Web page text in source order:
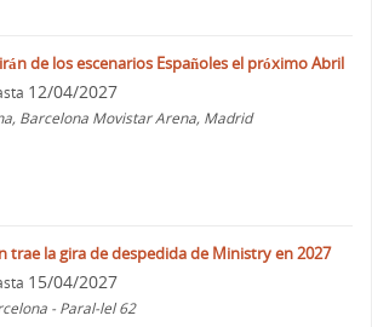
de los escenarios Españoles el próximo Abril
12/04/2027
Barcelona Movistar Arena, Madrid
trae la gira de despedida de Ministry en 2027
15/04/2027
- Paral-lel 62